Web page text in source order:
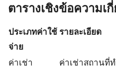
ตารางเชิงข้อความเ
ประเภทค่าใช้
จ่าย
รายละเอียด
ค่าเช่า
ค่าเช่าสถานที่